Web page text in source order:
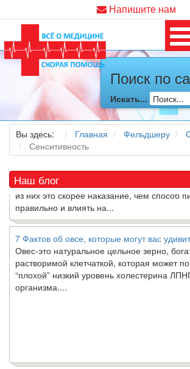
Напишите нам
Поиск по
Искать...
Вы здесь: Главная Фельдшеру
Сенситивность
Наш блог
Как я заболел во время локдауна?
Это странная ситуация: вы соблюдали
предосторожности COVID-19 (вы почти
но, тем не менее, вы каким-то образом
можете задаться...
5 причин обратить внимание на
приходят в нашу
из них это скорее наказание, чем способ
правильно и влиять на...
7 Фактов об овсе, которые могут вас удивить
Овес-это натуральное цельное зерно,
растворимой клетчаткой, которая может
“плохой” низкий уровень холестерина
организма....